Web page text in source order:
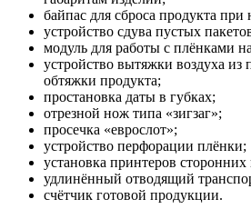
байпас для сброса продукта
устройство сдува пустых
модуль для работы с плёнками
устройство вытяжки воздуха из
обтяжки продукта;
простановка даты в губках;
отрезной нож типа «зигзаг»;
просечка «еврослот»;
устройство перфорации плёнки;
установка принтеров сторонних
удлинённый отводящий
счётчик готовой продукции.